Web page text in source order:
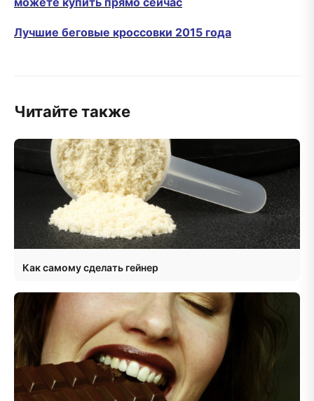
Лучшие беговые кроссовки 2015 года
Читайте также
Как самому сделать гейнер